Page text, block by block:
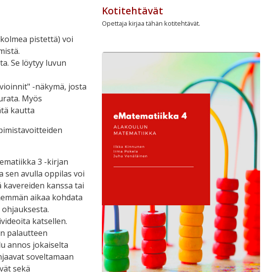
pistettä) voi
Se löytyy luvun
-näkymä, josta
Myös
kautta
3 -kirjan
sen avulla oppilas voi
kanssa tai
aikaa kohdata
katsellen.
palautteen
annos jokaiselta
soveltamaan
sekä
Kotitehtävät
Opettaja kirjaa tähän kotitehtävät.